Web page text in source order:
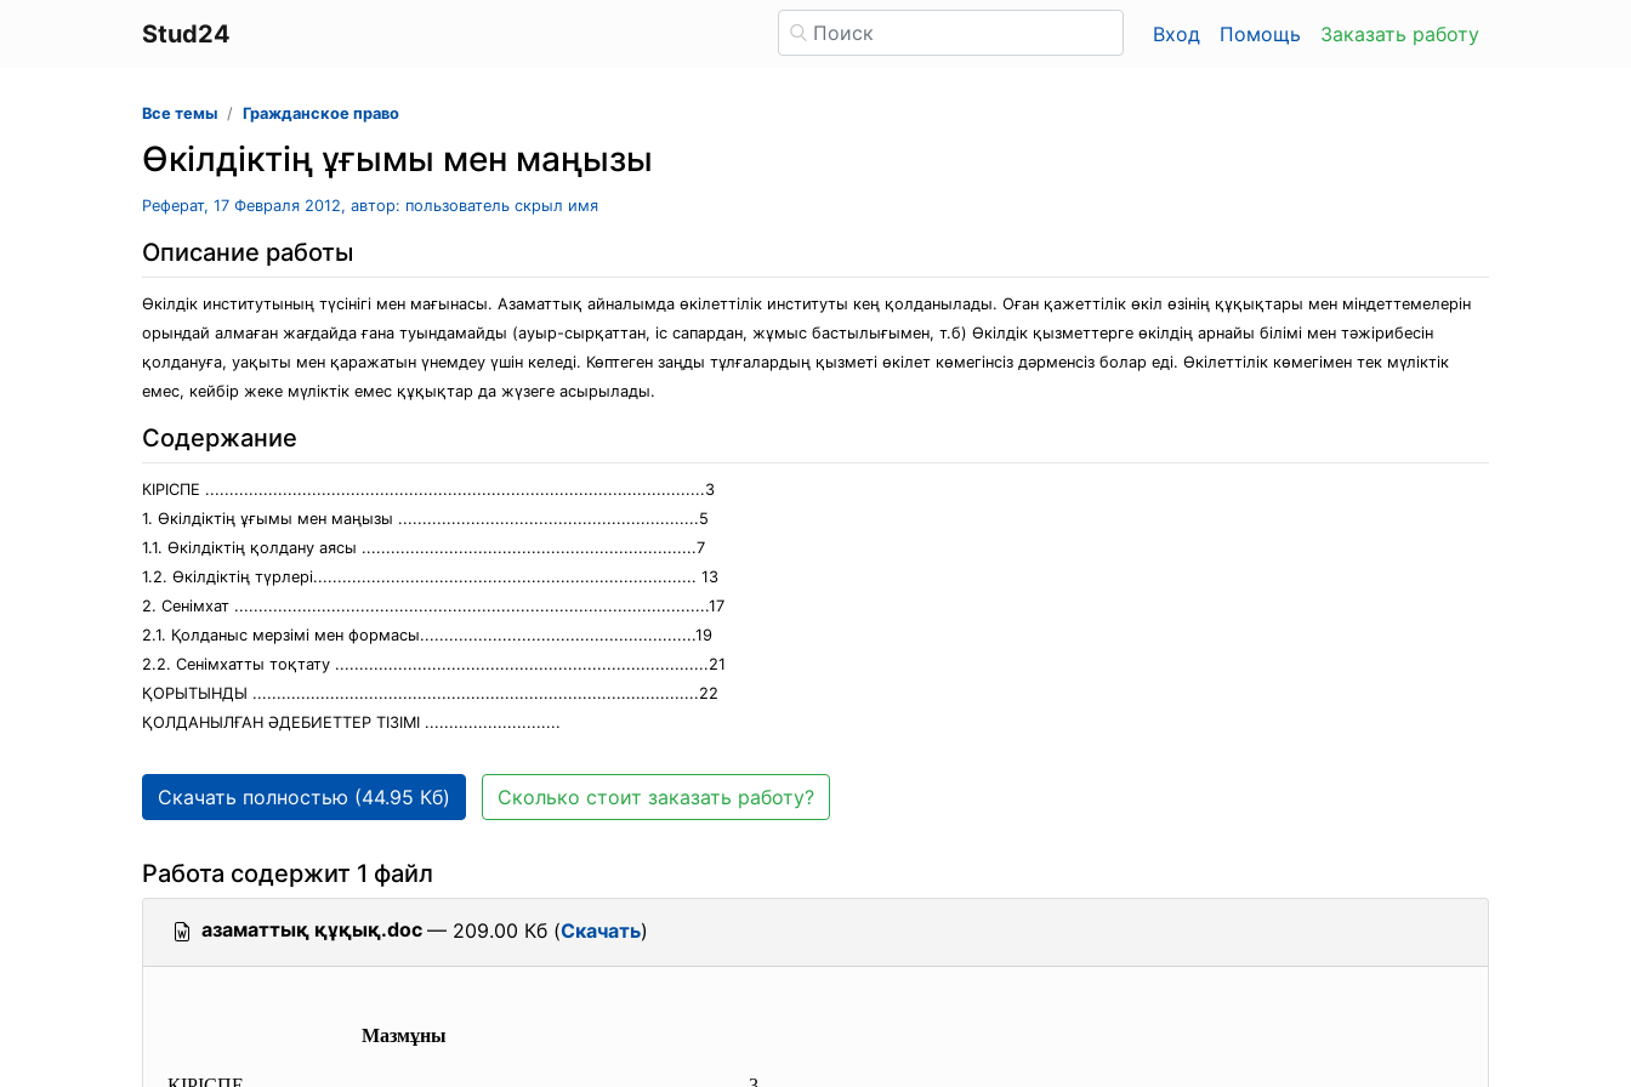
Stud24 Вход Помощь Заказать работу
Все темы Гражданское право
Өкілдіктің ұғымы мен маңызы
Реферат, 17 Февраля 2012, автор: пользователь скрыл имя
Описание работы
Өкілдік институтының түсінігі мен мағынасы. Азаматтық айналымда өкілеттілік институты кең қолданылады. Оған қажеттілік өкіл өзінің құқықтары мен міндеттемелерін
орындай алмаған жағдайда ғана туындамайды (ауыр-сырқаттан, іс сапардан, жұмыс бастылығымен, т.б) Өкілдік қызметтерге өкілдің арнайы білімі мен тәжірибесін
қолдануға, уақыты мен қаражатын үнемдеу үшін келеді. Көптеген заңды тұлғалардың қызметі өкілет көмегінсіз дәрменсіз болар еді. Өкілеттілік көмегімен тек мүліктік
емес, кейбір жеке мүліктік емес құқықтар да жүзеге асырылады.
Содержание
КІРІСПЕ .......................................................................................................3
1. Өкілдіктің ұғымы мен маңызы ..............................................................5
1.1. Өкілдіктің қолдану аясы .....................................................................7
1.2. Өкілдіктің түрлері............................................................................... 13
2. Сенімхат ..................................................................................................17
2.1. Қолданыс мерзімі мен формасы.........................................................19
2.2. Сенімхатты тоқтату .............................................................................21
ҚОРЫТЫНДЫ ............................................................................................22
ҚОЛДАНЫЛҒАН ӘДЕБИЕТТЕР ТІЗІМІ ............................
Скачать полностью (44.95 Кб) Сколько стоит заказать работу?
Работа содержит 1 файл
азаматтық құқық.doc — 209.00 Кб (Скачать)
Мазмұны